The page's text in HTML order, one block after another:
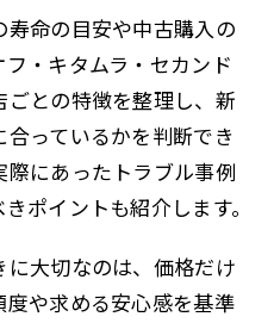
命の目安や中古購入の
・キタムラ・セカンド
との特徴を整理し、新
っているかを判断でき
にあったトラブル事例
ポイントも紹介します。
大切なのは、価格だけ
や求める安心感を基準
る可能性
費用がかかる
シャッター回数はどこで確認で
うならどのくらいの時期に発売
心ですか？